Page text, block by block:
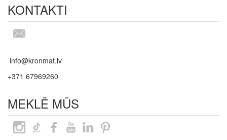
KONTAKTI
info@kronmat.lv
+371 67969260
MEKLĒ MŪS